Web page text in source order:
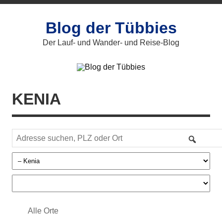
Zum
Blog der Tübbies
Der Lauf- und Wander- und Reise-Blog
KENIA
Alle Orte